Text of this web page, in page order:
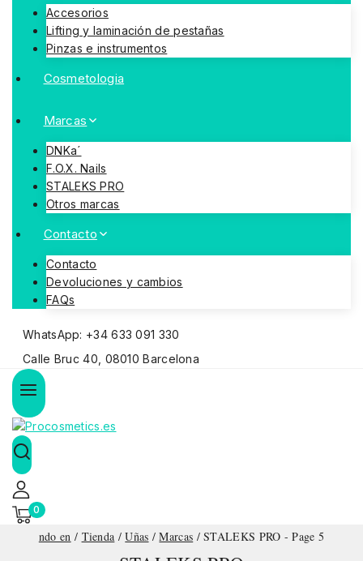
Accesorios
Lifting y laminación de pestañas
Pinzas e instrumentos
Cosmetologia
Marcas
DNKa´
F.O.X. Nails
STALEKS PRO
Otros marcas
Contacto
Contacto
Devoluciones y cambios
FAQs
WhatsApp: +34 633 091 330
Calle Bruc 40, 08010 Barcelona
0
ndo en / Tienda / Uñas / Marcas / STALEKS PRO - Page 5